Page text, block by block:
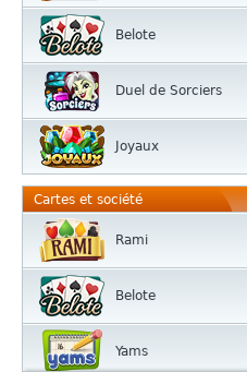
Belote
Duel de Sorciers
Joyaux
Cartes et société
Rami
Belote
Yams